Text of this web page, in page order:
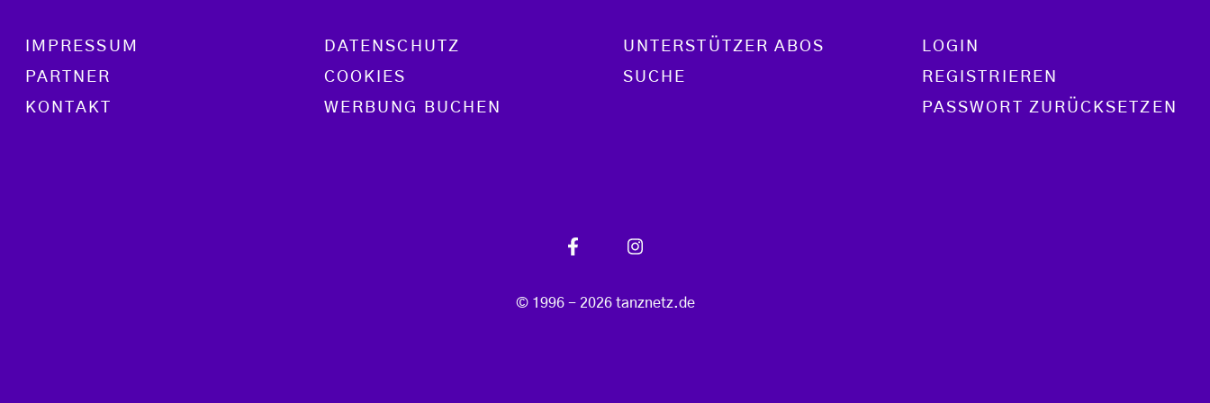
Footer menu
IMPRESSUM
PARTNER
KONTAKT
DATENSCHUTZ
COOKIES
WERBUNG BUCHEN
UNTERSTÜTZER ABOS
SUCHE
LOGIN
REGISTRIEREN
PASSWORT ZURÜCKSETZEN
© 1996 - 2026 tanznetz.de